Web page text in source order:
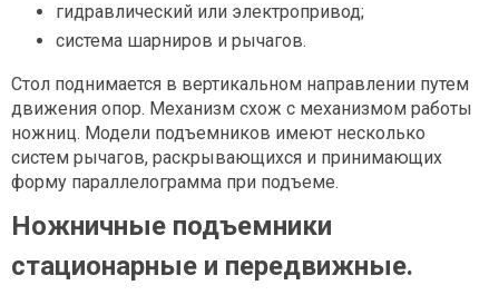
гидравлический или электропривод;
система шарниров и рычагов.
Стол поднимается в вертикальном направлении путем
движения опор. Механизм схож с механизмом работы
ножниц. Модели подъемников имеют несколько
систем рычагов, раскрывающихся и принимающих
форму параллелограмма при подъеме.
Ножничные подъемники
стационарные и передвижные.